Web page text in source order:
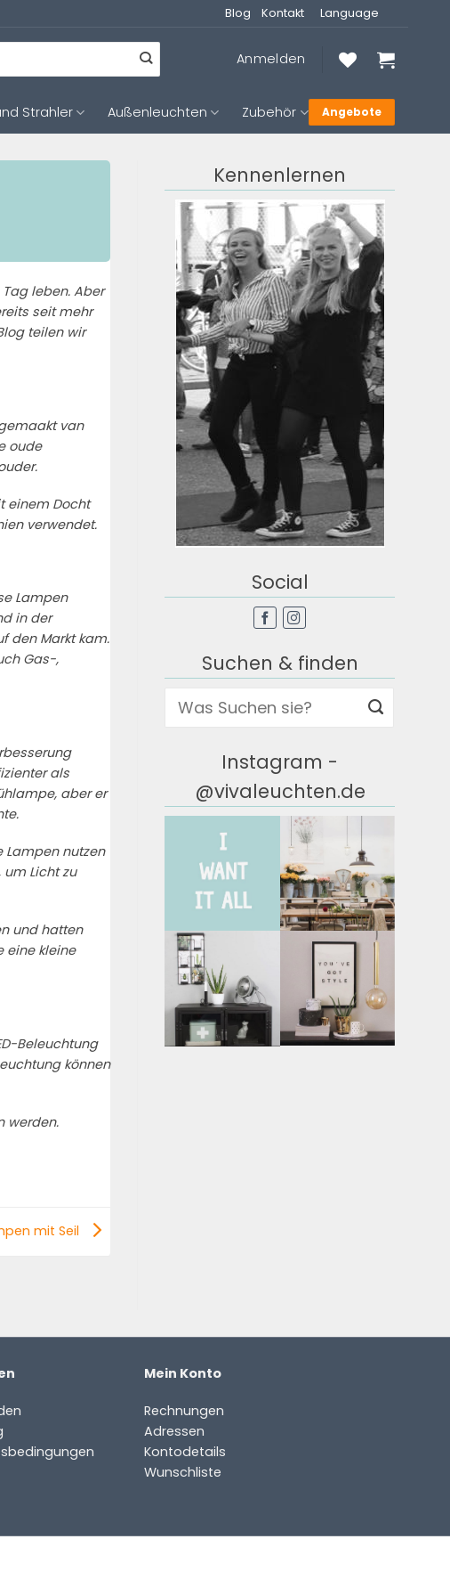
Blog Kontakt Language
Anmelden
Strahler Außenleuchten Zubehör Angebote
leben. Aber
seit mehr
teilen wir
van
oude
einem Docht
verwendet.
Lampen
in der
den Markt kam.
Gas-,
als
aber er
Lampen nutzen
Licht zu
und hatten
eine kleine
Beleuchtung
können
werden.
mit Seil
Kennenlernen
Social
Suchen & finden
Instagram -
@vivaleuchten.de
Mein Konto
Rechnungen
Adressen
Kontodetails
Wunschliste